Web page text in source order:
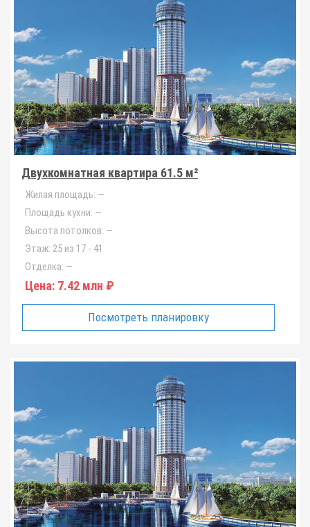
Двухкомнатная квартира 61.5 м²
Жилая площадь: —
Площадь кухни: —
Высота потолков: —
Этаж: 25 из 17 - 41
Отделка: —
Цена: 7.42 млн ₽
Посмотреть планировку